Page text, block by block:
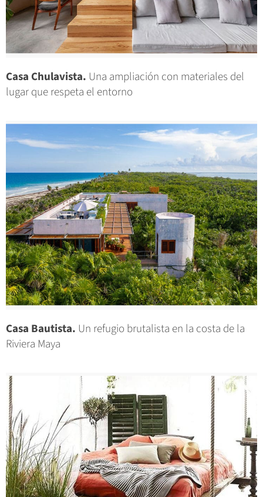
Casa Chulavista. Una ampliación con materiales del
lugar que respeta el entorno
Casa Bautista. Un refugio brutalista en la costa de la
Riviera Maya